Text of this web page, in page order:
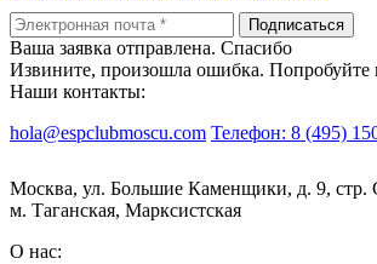
Подписаться
Ваша заявка отправлена. Спасибо
Извините, произошла ошибка. Попробуйте
Наши контакты:
hola@espclubmoscu.com Телефон: 8 (495)
Москва, ул. Большие Каменщики, д. 9, стр.
м. Таганская, Марксистская
О нас: